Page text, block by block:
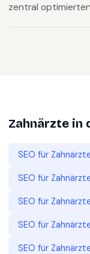
zentral
Zahnärzte in
SEO für
SEO für
SEO für
SEO für
SEO für